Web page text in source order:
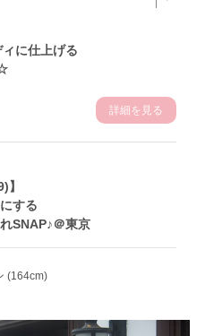
に仕上げる
詳細を見る
】
する
SNAP♪＠東京
(164cm)